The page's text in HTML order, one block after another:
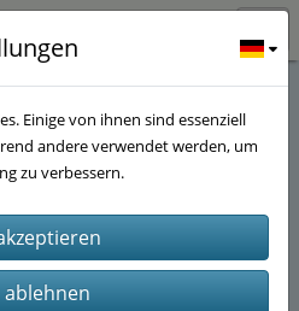
Futter(11)
Einige von ihnen sind essenziell
andere verwendet werden, um
zu verbessern.